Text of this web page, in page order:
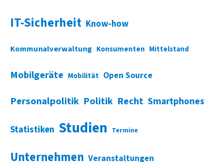
IT-Sicherheit Know-how
Kommunalverwaltung Konsumenten Mittelstand
Mobilgeräte Mobilität Open Source
Personalpolitik Politik Recht Smartphones
Statistiken Studien Termine
Unternehmen Veranstaltungen